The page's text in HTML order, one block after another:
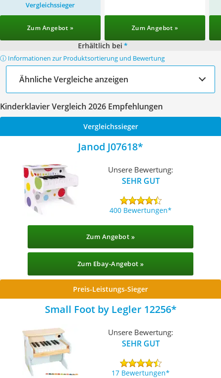
Vergleichssieger
Zum Angebot » Zum Angebot »
Erhältlich bei *
ⓘ Informationen zur Produktsortierung und Bewertung
Ähnliche Vergleiche anzeigen
Kinderklavier Vergleich 2026 Empfehlungen
Vergleichssieger
Janod J07618
Unsere Bewertung:
SEHR GUT
400 Bewertungen
Zum Angebot »
Zum Ebay-Angebot »
Preis-Leistungs-Sieger
Small Foot by Legler 12256
Unsere Bewertung:
SEHR GUT
17 Bewertungen